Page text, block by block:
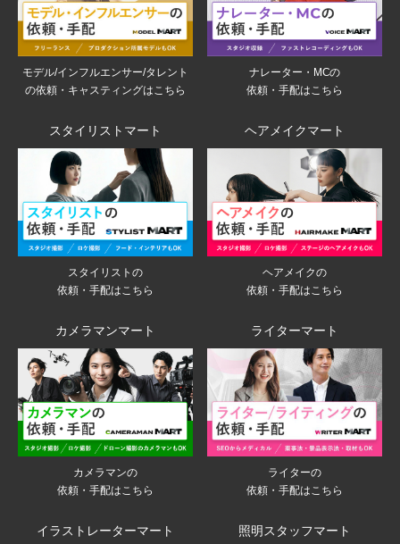
モデル/インフルエンサー/タレント
の依頼・キャスティングはこちら
ナレーター・MCの
依頼・手配はこちら
スタイリストマート
スタイリストの
依頼・手配はこちら
ヘアメイクマート
ヘアメイクの
依頼・手配はこちら
カメラマンマート
カメラマンの
依頼・手配はこちら
ライターマート
ライターの
依頼・手配はこちら
イラストレーターマート 照明スタッフマート